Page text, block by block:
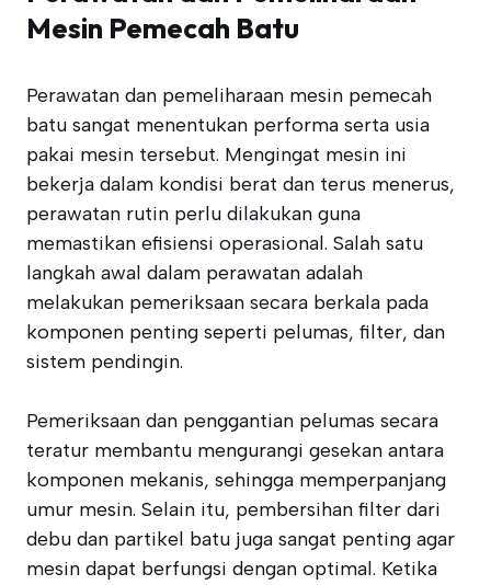
Mesin Pemecah Batu
Perawatan dan pemeliharaan mesin pemecah
batu sangat menentukan performa serta usia
pakai mesin tersebut. Mengingat mesin ini
bekerja dalam kondisi berat dan terus menerus,
perawatan rutin perlu dilakukan guna
memastikan efisiensi operasional. Salah satu
langkah awal dalam perawatan adalah
melakukan pemeriksaan secara berkala pada
komponen penting seperti pelumas, filter, dan
sistem pendingin.
Pemeriksaan dan penggantian pelumas secara
teratur membantu mengurangi gesekan antara
komponen mekanis, sehingga memperpanjang
umur mesin. Selain itu, pembersihan filter dari
debu dan partikel batu juga sangat penting agar
mesin dapat berfungsi dengan optimal. Ketika